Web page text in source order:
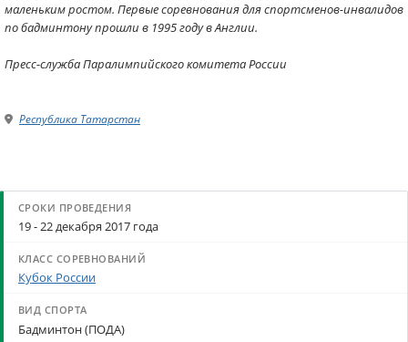
маленьким ростом. Первые соревнования для спортсменов-инвалидов
по бадминтону прошли в 1995 году в Англии.
Пресс-служба Паралимпийского комитета России
Республика Татарстан
19 - 22 декабря 2017 года
Кубок России
Бадминтон (ПОДА)